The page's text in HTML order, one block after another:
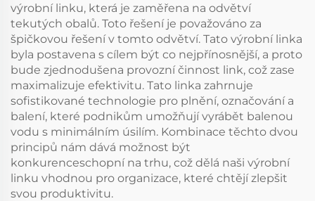
výrobní linku, která je zaměřena na odvětví
tekutých obalů. Toto řešení je považováno za
špičkovou řešení v tomto odvětví. Tato výrobní linka
byla postavena s cílem být co nejpřínosnější, a proto
bude zjednodušena provozní činnost link, což zase
maximalizuje efektivitu. Tato linka zahrnuje
sofistikované technologie pro plnění, označování a
balení, které podnikům umožňují vyrábět balenou
vodu s minimálním úsilím. Kombinace těchto dvou
principů nám dává možnost být
konkurenceschopní na trhu, což dělá naši výrobní
linku vhodnou pro organizace, které chtějí zlepšit
svou produktivitu.